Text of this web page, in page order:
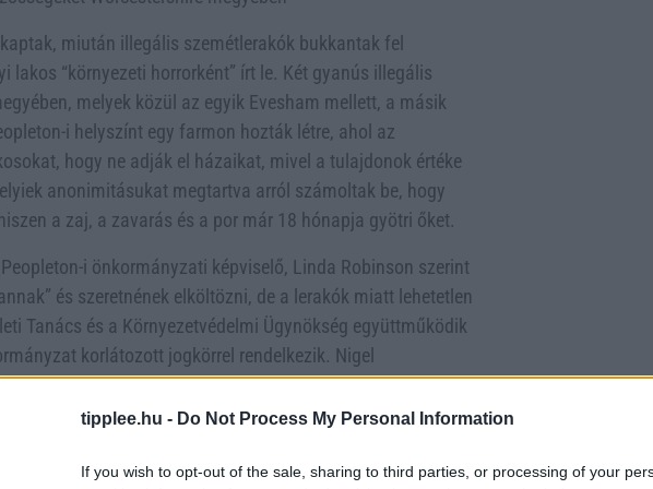
tipplee.hu - Do Not Process My Personal Information
If you wish to opt-out of the sale, sharing to third parties, or processing of your
miután illegális szemétlerakók bukkantak fel
lakos “környezeti horrorként” írt le. Két gyanús illegális
melyek közül az egyik Evesham mellett, a másik
i helyszínt egy farmon hozták létre, ahol az
hogy ne adják el házaikat, mivel a tulajdonok értéke
anonimitásukat megtartva arról számoltak be, hogy
a zaj, a zavarás és a por már 18 hónapja gyötri őket.
i önkormányzati képviselő, Linda Robinson szerint
és szeretnének elköltözni, de a lerakók miatt lehetetlen
Tanács és a Környezetvédelmi Ügynökség együttműködik
korlátozott jogkörrel rendelkezik. Nigel
képviselője kijelentette, hogy “nagyon aggódik” a
érintett szervvel – a helyi önkormányzatoktól a
megoldásán.